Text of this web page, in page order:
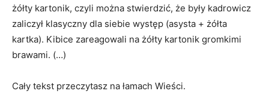
żółty kartonik, czyli można stwierdzić, że były kadrowicz
zaliczył klasyczny dla siebie występ (asysta + żółta
kartka). Kibice zareagowali na żółty kartonik gromkimi
brawami. (…)
Cały tekst przeczytasz na łamach Wieści.